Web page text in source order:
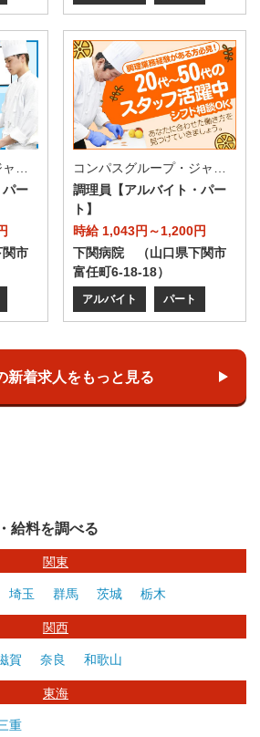
パー
市
調理員【アルバイト・パー
ト】
時給 1,043円～1,200円
下関病院 （山口県下関市
富任町6-18-18）
アルバイト パート
新着求人をもっと見る
給料を調べる
関東
埼玉 群馬 茨城 栃木
関西
賀 奈良 和歌山
東海
重